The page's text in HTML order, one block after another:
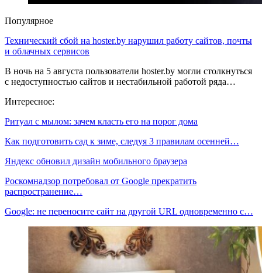
Популярное
Технический сбой на hoster.by нарушил работу сайтов, почты
и облачных сервисов
В ночь на 5 августа пользователи hoster.by могли столкнуться
с недоступностью сайтов и нестабильной работой ряда…
Интересное:
Ритуал с мылом: зачем класть его на порог дома
Как подготовить сад к зиме, следуя 3 правилам осенней…
Яндекс обновил дизайн мобильного браузера
Роскомнадзор потребовал от Google прекратить
распространение…
Google: не переносите сайт на другой URL одновременно с…